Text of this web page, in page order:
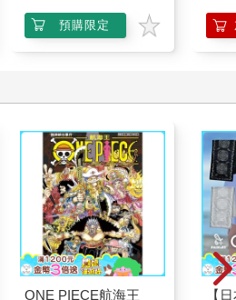
預購限定
ONE PIECE航海王
【